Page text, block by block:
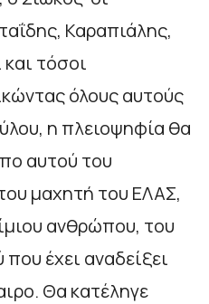
Καραπιάλης,
και τόσοι
όλους αυτούς
η πλειοψηφία θα
αυτού του
µαχητή του ΕΛΑΣ,
ανθρώπου, του
έχει αναδείξει
Θα κατέληγε